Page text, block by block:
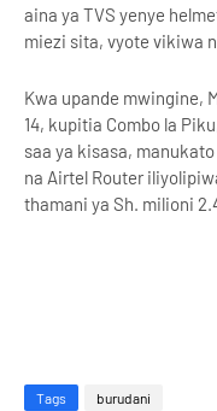
aina ya TVS yenye
miezi sita, vyote vikiwa
Kwa upande mwingine,
14, kupitia Combo la
saa ya kisasa,
na Airtel Router
thamani ya Sh. milioni
Tags burudani